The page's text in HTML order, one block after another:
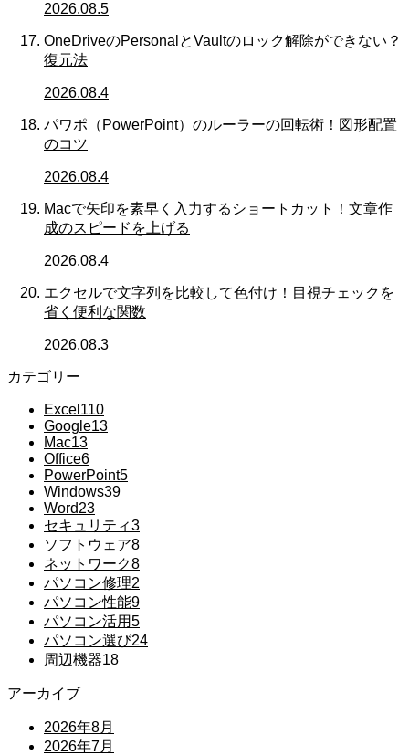
2026.08.5
OneDriveのPersonalとVaultのロック解除ができない？
復元法
2026.08.4
パワポ（PowerPoint）のルーラーの回転術！図形配置
のコツ
2026.08.4
Macで矢印を素早く入力するショートカット！文章作
成のスピードを上げる
2026.08.4
エクセルで文字列を比較して色付け！目視チェックを
省く便利な関数
2026.08.3
カテゴリー
Excel 110
Google13
Mac13
Office6
PowerPoint5
Windows39
Word23
セキュリティ3
ソフトウェア8
ネットワーク8
パソコン修理2
パソコン性能9
パソコン活用5
パソコン選び24
周辺機器18
アーカイブ
2026年8月
2026年7月